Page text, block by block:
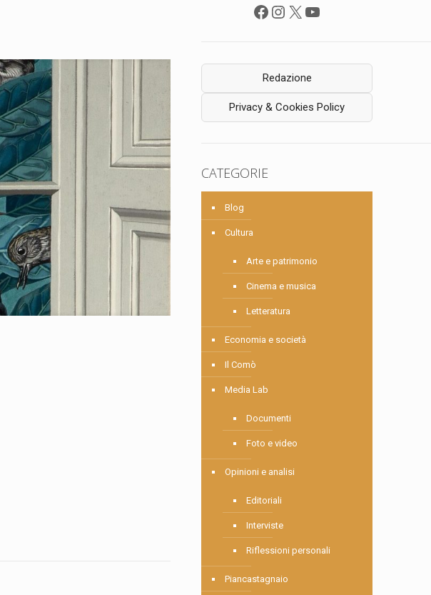
Facebook
Instagram
X YouTube
Redazione
Privacy & Cookies Policy
CATEGORIE
Blog
Cultura
Arte e patrimonio
Cinema e musica
Letteratura
Economia e società
Il Comò
Media Lab
Documenti
Foto e video
Opinioni e analisi
Editoriali
Interviste
Riflessioni personali
Piancastagnaio